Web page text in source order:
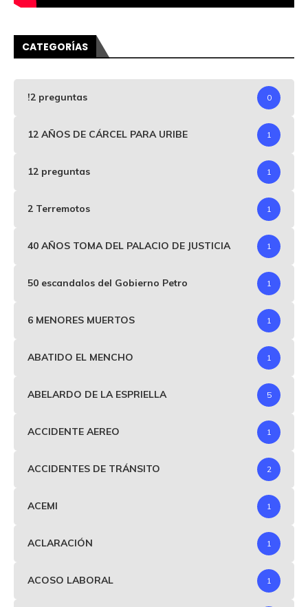
CATEGORÍAS
!2 preguntas 0
12 AÑOS DE CÁRCEL PARA URIBE 1
12 preguntas 1
2 Terremotos 1
40 AÑOS TOMA DEL PALACIO DE JUSTICIA 1
50 escandalos del Gobierno Petro 1
6 MENORES MUERTOS 1
ABATIDO EL MENCHO 1
ABELARDO DE LA ESPRIELLA 5
ACCIDENTE AEREO 1
ACCIDENTES DE TRÁNSITO 2
ACEMI 1
ACLARACIÓN 1
ACOSO LABORAL 1